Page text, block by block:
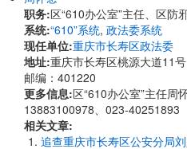
职务:区“610办公室”主任、区防
系统:“610”系统, 政法委系统
现任单位:重庆市长寿区政法委
地址:重庆市长寿区桃源大道11
邮编：401220
更多信息:区“610办公室”主任周
13883100978、023-40251893
相关文章:
追查重庆市长寿区公安分局